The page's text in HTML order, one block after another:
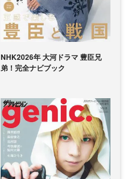
NHK2026年 大河ドラマ 豊臣兄
弟！完全ナビブック